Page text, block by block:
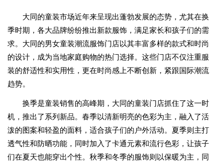
大同的童装市场近年来呈现出蓬勃发展的态势，尤其在换
季时期，各大品牌纷纷推出新款服饰，满足家长和孩子们的需
求。大同的男女童装潮流服饰门店以其丰富多样的款式和时尚
的设计，成为当地家庭购物的热门选择。这些门店不仅注重服
装的舒适性和实用性，更在时尚感上不断创新，紧跟国际潮流
趋势。
换季是童装销售的高峰期，大同的童装门店抓住了这一时
机，推出了系列新品。春季以清新明亮的色彩为主，融入了活
泼的图案和轻盈的面料，适合孩子们的户外活动。夏季则主打
透气性和防晒功能，同时加入了卡通元素和流行色彩，让孩子
们在夏天也能穿出个性。秋季和冬季的服饰则以保暖为主，同